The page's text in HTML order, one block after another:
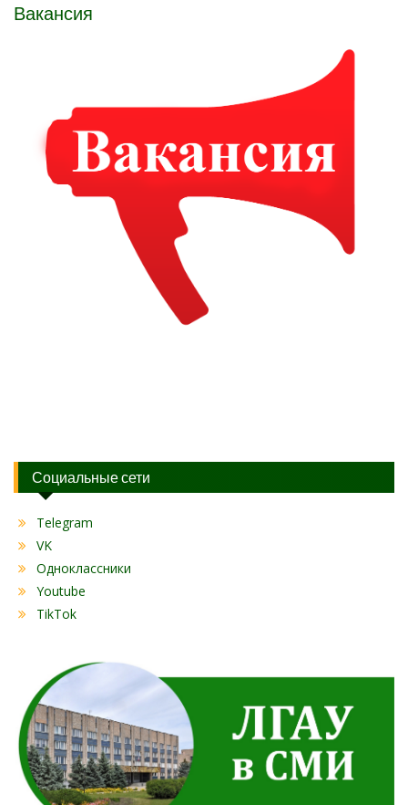
Вакансия
Социальные сети
Telegram
VK
Одноклассники
Youtube
TikTok